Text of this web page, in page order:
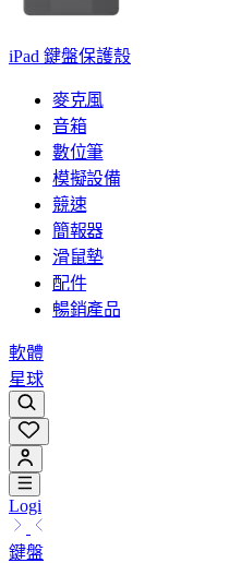
iPad 鍵盤保護殼
麥克風
音箱
數位筆
模擬設備
競速
簡報器
滑鼠墊
配件
暢銷產品
軟體
星球
Logi
鍵盤